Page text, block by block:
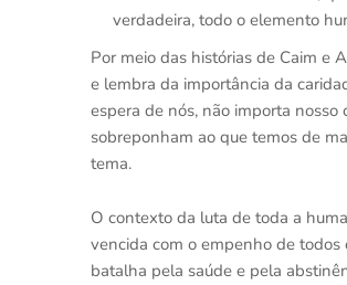
verdadeira, todo o elemento
Por meio das histórias de Caim e
e lembra da importância da
espera de nós, não importa nosso
sobreponham ao que temos de
tema.
O contexto da luta de toda a
vencida com o empenho de todos
batalha pela saúde e pela